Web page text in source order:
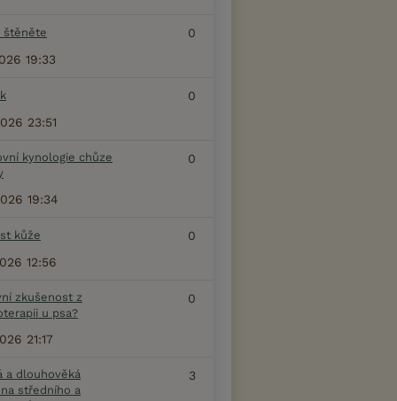
štěněte
0
19:33
0
23:51
kynologie chůze
0
19:34
kůže
0
12:56
zkušenost z
u psa?
0
21:17
a dlouhověká
středního a
3